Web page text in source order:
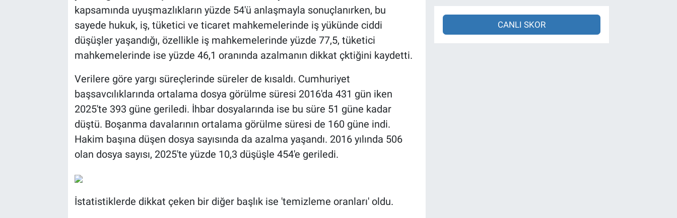
kapsamında uyuşmazlıkların yüzde 54'ü anlaşmayla sonuçlanırken, bu
sayede hukuk, iş, tüketici ve ticaret mahkemelerinde iş yükünde ciddi
düşüşler yaşandığı, özellikle iş mahkemelerinde yüzde 77,5, tüketici
mahkemelerinde ise yüzde 46,1 oranında azalmanın dikkat çktiğini kaydetti.
Verilere göre yargı süreçlerinde süreler de kısaldı. Cumhuriyet
başsavcılıklarında ortalama dosya görülme süresi 2016'da 431 gün iken
2025'te 393 güne geriledi. İhbar dosyalarında ise bu süre 51 güne kadar
düştü. Boşanma davalarının ortalama görülme süresi de 160 güne indi.
Hakim başına düşen dosya sayısında da azalma yaşandı. 2016 yılında 506
olan dosya sayısı, 2025'te yüzde 10,3 düşüşle 454'e geriledi.
İstatistiklerde dikkat çeken bir diğer başlık ise 'temizleme oranları' oldu.
CANLI SKOR